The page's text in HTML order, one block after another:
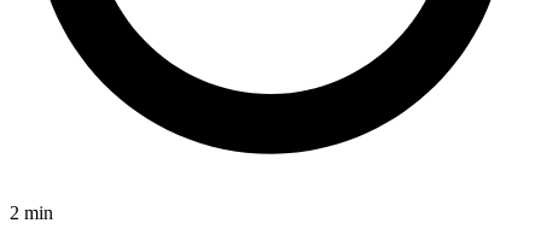
2 min